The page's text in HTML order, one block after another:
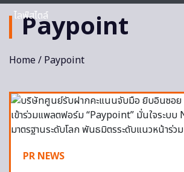
ไลฟ์สไตล์
Paypoint
Home/ Paypoint
PR NEWS